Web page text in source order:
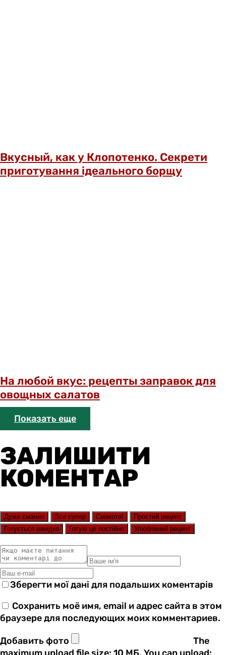
Вкусный, как у Клопотенко. Секрети
приготування ідеального борщу
На любой вкус: рецепты заправок для
овощных салатов
Показать еще
ЗАЛИШИТИ
КОМЕНТАР
Дуже смачно Все супер Смакота!
Простий рецепт
Готується швидко
Готую це постійно Улюблений рецепт
Зберегти мої дані для подальших коментарів
Сохранить моё имя, email и адрес сайта в этом
браузере для последующих моих комментариев.
Добавить фото
The